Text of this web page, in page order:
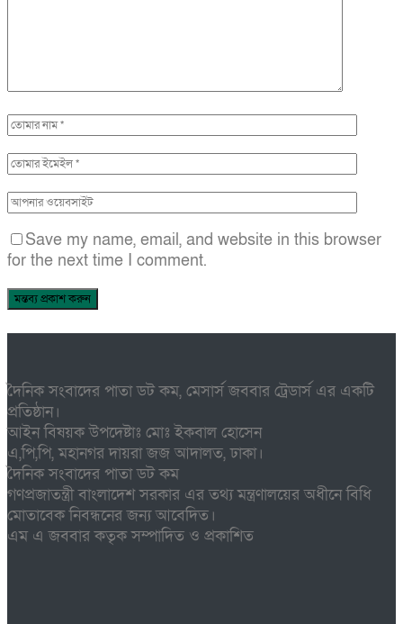
Save my name, email, and website in this browser
for the next time I comment.
দৈনিক সংবাদের পাতা ডট কম, মেসার্স জববার ট্রেডার্স এর একটি
প্রতিষ্ঠান।
আইন বিষয়ক উপদেষ্টাঃ মোঃ ইকবাল হোসেন
এ,পি,পি, মহানগর দায়রা জজ আদালত, ঢাকা।
দৈনিক সংবাদের পাতা ডট কম
গণপ্রজাতন্ত্রী বাংলাদেশ সরকার এর তথ্য মন্ত্রণালয়ের অধীনে বিধি
মোতাবেক নিবন্ধনের জন্য আবেদিত।
এম এ জববার কতৃক সম্পাদিত ও প্রকাশিত